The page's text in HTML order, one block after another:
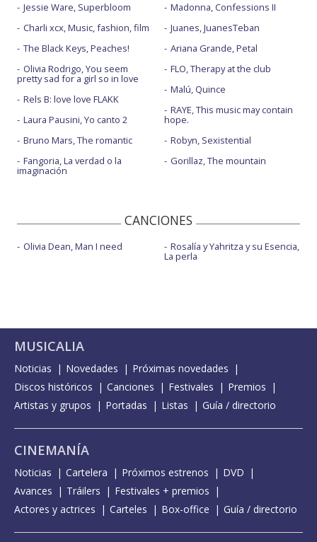
Jessie Ware, Superbloom
Charli xcx, Music, fashion, film
The Black Keys, Peaches!
Olivia Rodrigo, You seem
pretty sad for a girl so in love
Rels B: love love FLAKK
Laura Pausini, Yo canto 2
Bruno Mars, The romantic
Fangoria, La verdad o la
imaginación
Madonna, Confessions II
Juanes, JuanesTeban
Ariana Grande, Petal
FLO, Therapy at the club
Malú, Quince
RAYE, This music may contain
hope.
Robyn, Sexistential
Gorillaz, The mountain
CANCIONES
Olivia Dean, Man I need Rosalía y Yahritza y su Esencia,
La perla
MUSICALIA
Noticias Novedades
Próximas novedades
Discos históricos
Canciones Festivales
Premios
Artistas y grupos
Portadas Listas Guía / directorio
CINEMANÍA
Noticias Cartelera Próximos estrenos
DVD
Avances
Tráilers
Festivales + premios
Actores y actrices
Carteles Box-office Guía / directorio